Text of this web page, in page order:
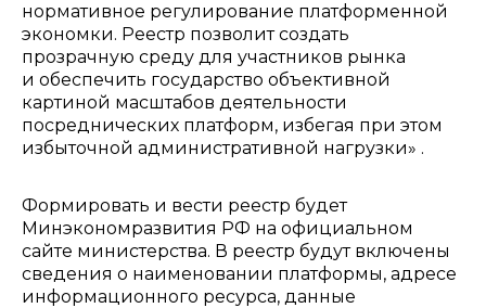
нормативное регулирование платформенной
экономки. Реестр позволит создать
прозрачную среду для участников рынка
и обеспечить государство объективной
картиной масштабов деятельности
посреднических платформ, избегая при этом
избыточной административной нагрузки» .
Формировать и вести реестр будет
Минэкономразвития РФ на официальном
сайте министерства. В реестр будут включены
сведения о наименовании платформы, адресе
информационного ресурса, данные